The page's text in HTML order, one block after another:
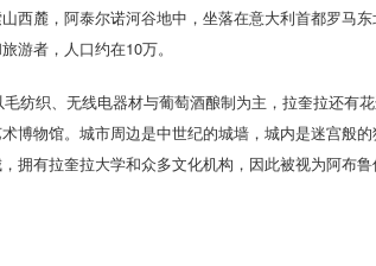
西麓，阿泰尔诺河谷地中，坐落在意大利首都罗马
游者，人口约在10万。
织、无线电器材与葡萄酒酿制为主，拉奎拉还有
博物馆。城市周边是中世纪的城墙，城内是迷宫般
拥有拉奎拉大学和众多文化机构，因此被视为阿布鲁